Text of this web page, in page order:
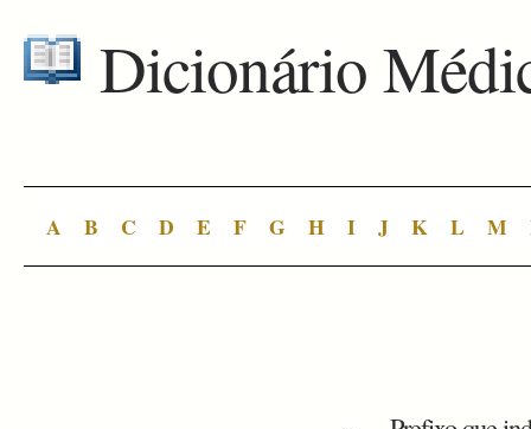
Dicionário
A B C D E F G H I J K L M